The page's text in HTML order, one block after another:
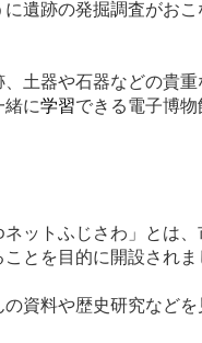
遺跡の発掘調査がおこ
土器や石器などの貴
緒に学習できる電子博物
ットふじさわ」とは
とを目的に開設されま
資料や歴史研究などを